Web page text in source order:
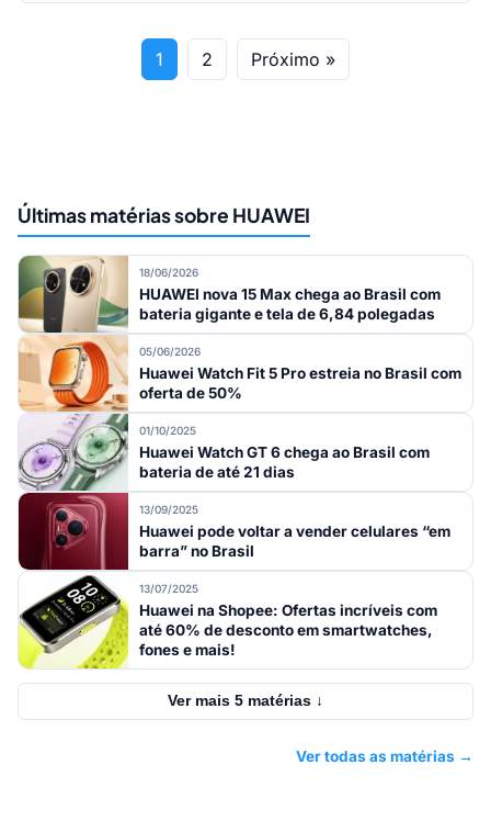
1 2 Próximo »
Últimas matérias sobre HUAWEI
18/06/2026
HUAWEI nova 15 Max chega ao Brasil com
bateria gigante e tela de 6,84 polegadas
05/06/2026
Huawei Watch Fit 5 Pro estreia no Brasil com
oferta de 50%
01/10/2025
Huawei Watch GT 6 chega ao Brasil com
bateria de até 21 dias
13/09/2025
Huawei pode voltar a vender celulares “em
barra” no Brasil
13/07/2025
Huawei na Shopee: Ofertas incríveis com
até 60% de desconto em smartwatches,
fones e mais!
Ver mais 5 matérias ↓
Ver todas as matérias →